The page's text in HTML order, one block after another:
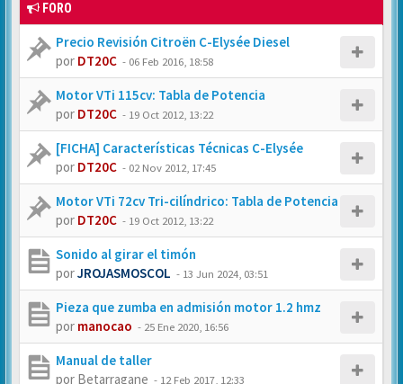
FORO
Precio Revisión Citroën C-Elysée Diesel
por DT20C - 06 Feb 2016, 18:58
Motor VTi 115cv: Tabla de Potencia
por DT20C - 19 Oct 2012, 13:22
[FICHA] Características Técnicas C-Elysée
por DT20C - 02 Nov 2012, 17:45
Motor VTi 72cv Tri-cilíndrico: Tabla de Potencia
por DT20C - 19 Oct 2012, 13:22
Sonido al girar el timón
porJROJASMOSCOL - 13 Jun 2024, 03:51
Pieza que zumba en admisión motor 1.2 hmz
por manocao - 25 Ene 2020, 16:56
Manual de taller
por Betarragane - 12 Feb 2017, 12:33